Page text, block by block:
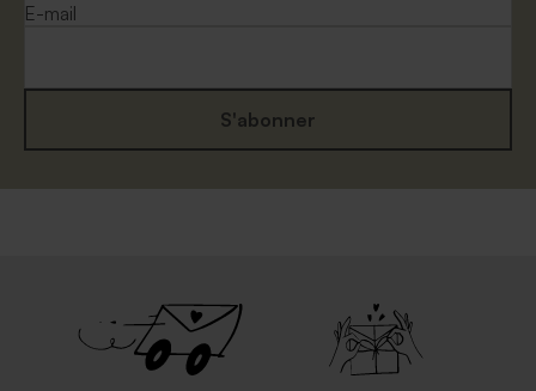
E-mail
S'abonner